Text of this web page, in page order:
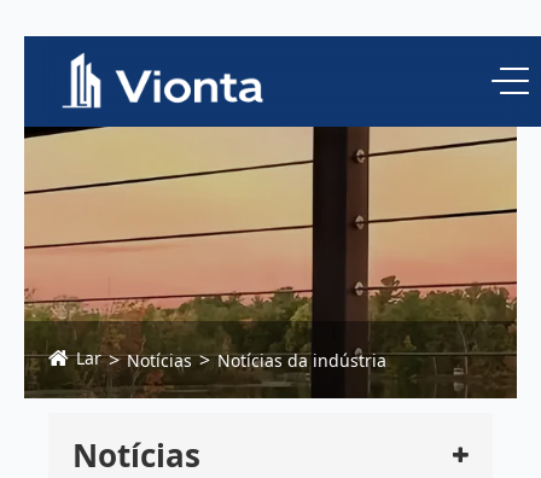
Lar Notícias Notícias da indústria
Notícias